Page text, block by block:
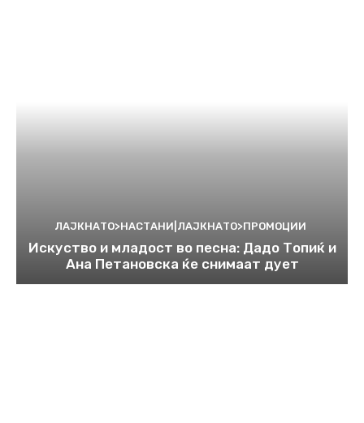
ЛАЈКНАТО>НАСТАНИ|ЛАЈКНАТО>ПРОМОЦИИ
Искуство и младост во песна: Дадо Топиќ и
Ана Петановска ќе снимаат дует